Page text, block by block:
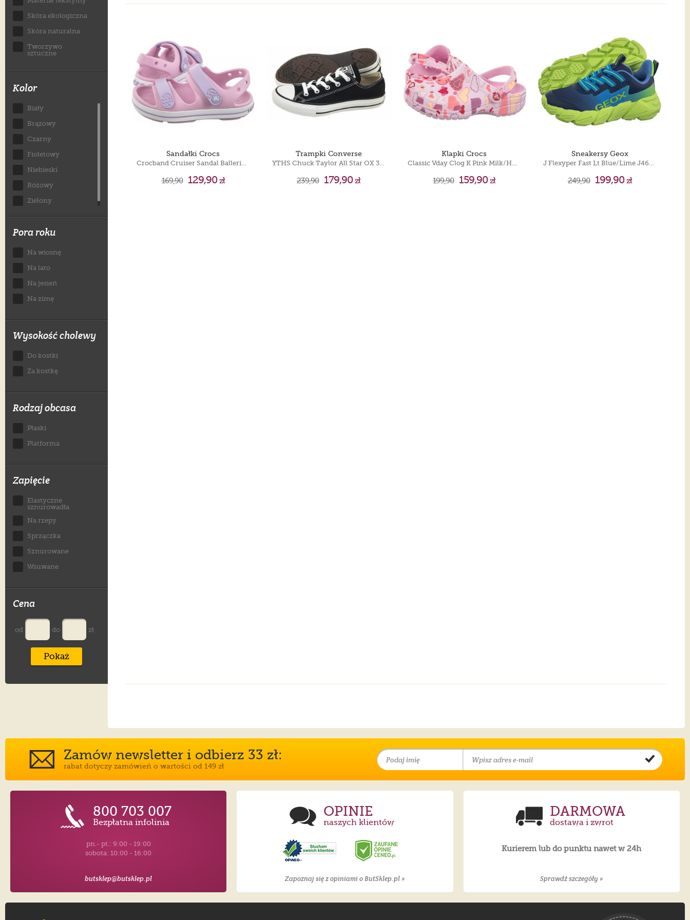
Skóra ekologiczna
Skóra naturalna
Tworzywo
sztuczne
Kolor
Biały
Brązowy
Czarny
Fioletowy
Niebieski
Różowy
Zielony
Pora roku
Na wiosnę
Na lato
Na jesień
Na zimę
Wysokość cholewy
Do kostki
Za kostkę
Rodzaj obcasa
Płaski
Platforma
Zapięcie
Elastyczne
sznurowadła
Na rzepy
Sprzączka
Sznurowane
Wsuwane
Cena
od do zł
Pokaż
Sandałki Crocs
169,90 129,90zł
Trampki Converse
239,90 179,90zł
Klapki Crocs
199,90 159,90zł
Sneakersy Geox
249,90 199,90zł
Zamów newsletter i odbierz 33 zł:
rabat dotyczy zamówień o wartości od 149 zł
800 703 007
Bezpłatna infolinia
pn.- pt.: 9:00 - 19:00
sobota: 10:00 - 16:00
butsklep@butsklep.pl
OPINIE
naszych klientów
Zapoznaj się z opiniami o ButSklep.pl »
DARMOWA
dostawa i zwrot
Kurierem lub do punktu nawet w 24h
Sprawdź szczegóły »